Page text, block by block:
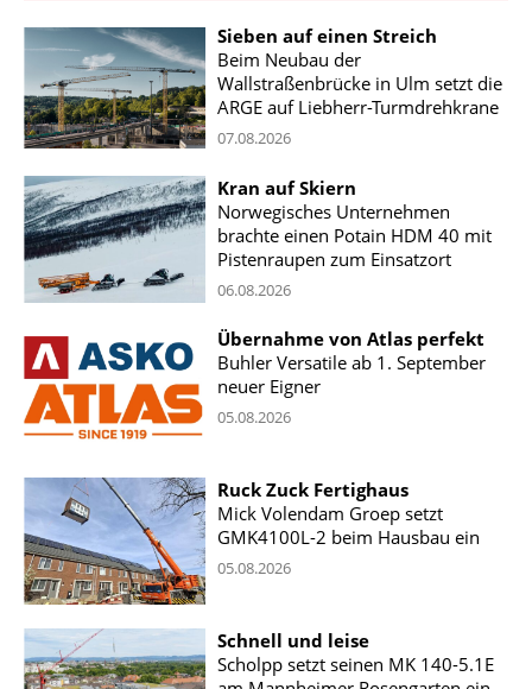
Sieben auf einen Streich
Beim Neubau der
Wallstraßenbrücke in Ulm setzt die
ARGE auf Liebherr-Turmdrehkrane
07.08.2026
Kran auf Skiern
Norwegisches Unternehmen
brachte einen Potain HDM 40 mit
Pistenraupen zum Einsatzort
06.08.2026
Übernahme von Atlas perfekt
Buhler Versatile ab 1. September
neuer Eigner
05.08.2026
Ruck Zuck Fertighaus
Mick Volendam Groep setzt
GMK4100L-2 beim Hausbau ein
05.08.2026
Schnell und leise
Scholpp setzt seinen MK 140-5.1E